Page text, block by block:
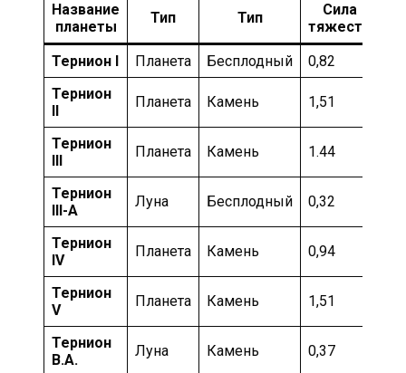
Название
планеты
Тип Тип
Сила
тяжести
Тернион I Планета Бесплодный 0,82
Тернион
Планета Камень 1,51
Тернион
Планета Камень 1.44
Тернион
III-А
Луна Бесплодный 0,32
Тернион
IV
Планета Камень 0,94
Тернион
V
Планета Камень 1,51
Тернион
В.А.
Луна Камень 0,37